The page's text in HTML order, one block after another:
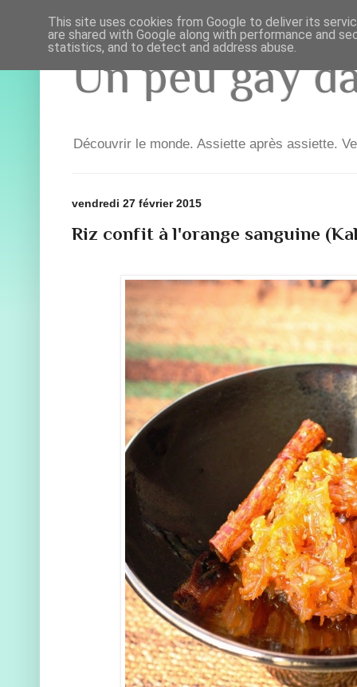
Un peu gay
Découvrir le monde. Assiette après assiette.
vendredi 27 février 2015
Riz confit à l'orange sanguine
This site uses cookies from Google to deliver its
are shared with Google along with performance and
statistics, and to detect and address abuse.